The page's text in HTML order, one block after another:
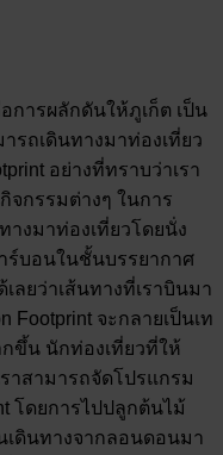
การผลักดันให้ภูเก็ต เป็น
รถเดินทางมาท่องเที่ยว
อย่างที่ทราบว่าเรา
จกรรมต่างๆ ในการ
างมาท่องเที่ยวโดยนั่ง
ร์บอนในชั้นบรรยากาศ
ลยว่าเส้นทางที่เราบินมา
Footprint จะกลายเป็นเท
ขึ้น นักท่องเที่ยวที่ให้
าสามารถจัดโปรแกรม
โดยการไปปลูกต้นไม้
เดินทางจากลอนดอนมา